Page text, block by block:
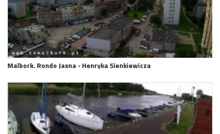
Malbork. Rondo Jasna - Henryka Sienkiewicza